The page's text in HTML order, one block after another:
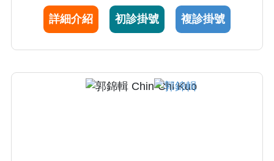
竭（簡稱慢性腎衰）的病人必須考慮接受透析
治療、血液透析、腹膜透析以及重症透析治
詳細介紹 初診掛號 複診掛號